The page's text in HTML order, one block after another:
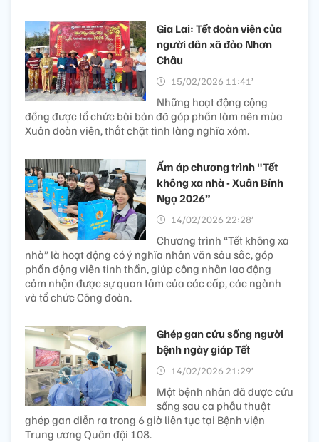
Gia Lai: Tết đoàn viên của
người dân xã đảo Nhơn
Châu
15/02/2026 11:41’
Những hoạt động cộng
đồng được tổ chức bài bản đã góp phần làm nên mùa
Xuân đoàn viên, thắt chặt tình làng nghĩa xóm.
Ấm áp chương trình "Tết
không xa nhà - Xuân Bính
Ngọ 2026”
14/02/2026 22:28’
Chương trình “Tết không xa
nhà” là hoạt động có ý nghĩa nhân văn sâu sắc, góp
phần động viên tinh thần, giúp công nhân lao động
cảm nhận được sự quan tâm của các cấp, các ngành
và tổ chức Công đoàn.
Ghép gan cứu sống người
bệnh ngày giáp Tết
14/02/2026 21:29’
Một bệnh nhân đã được cứu
sống sau ca phẫu thuật
ghép gan diễn ra trong 6 giờ liên tục tại Bệnh viện
Trung ương Quân đội 108.